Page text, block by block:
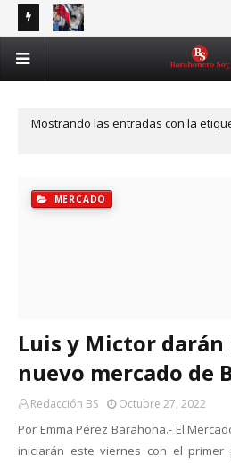
RD firma jornada histórica y
Juegos Centroamericanos
Mostrando las entradas con la
MERCADO
Luis y Mictor darán
nuevo mercado de
Redacción BS Octubre 27, 2022
Por Emma Pérez Barahona.- El
iniciarán este viernes con el primer